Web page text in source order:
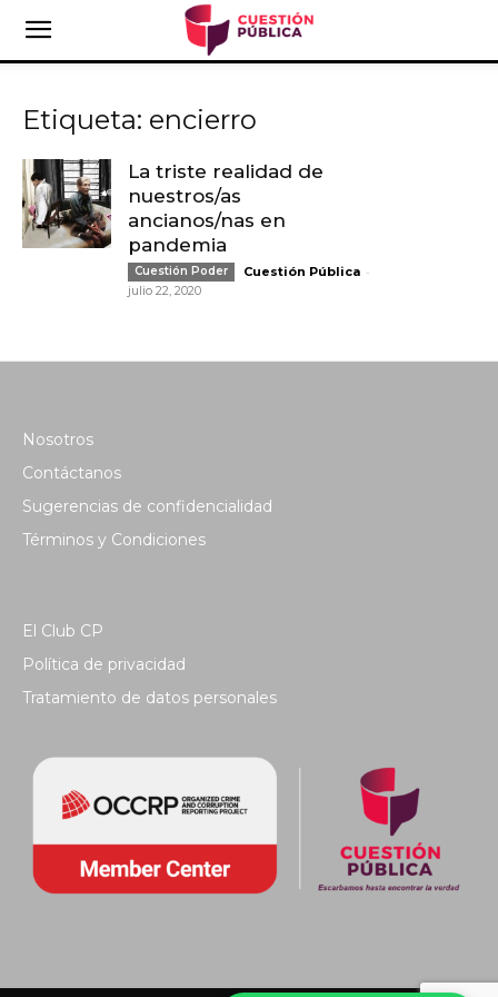
Etiqueta: encierro
La triste realidad de
nuestros/as
ancianos/nas en
pandemia
Cuestión Poder Cuestión Pública -
julio 22, 2020
Nosotros
Contáctanos
Sugerencias de confidencialidad
Términos y Condiciones
El Club CP
Política de privacidad
Tratamiento de datos personales